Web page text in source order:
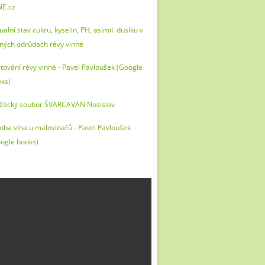
stav cukru, kyselin, PH, asimil. dusíku v
odrůdach révy vinné
révy vinné - Pavel Pavloušek (Google
soubor ŠVARCAVAN Nosislav
vína u malovinařů - Pavel Pavloušek
books)